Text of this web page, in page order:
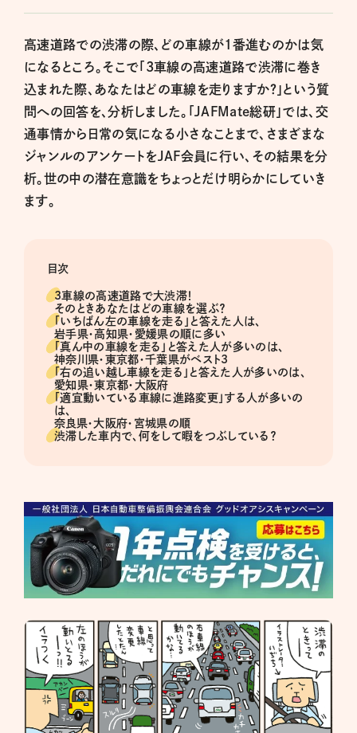
高速道路での渋滞の際、どの車線が1番進むのかは気
になるところ。そこで「3車線の高速道路で渋滞に巻き
込まれた際、あなたはどの車線を走りますか？」という質
問への回答を、分析しました。「JAFMate総研」では、交
通事情から日常の気になる小さなことまで、さまざまな
ジャンルのアンケートをJAF会員に行い、その結果を分
析。世の中の潜在意識をちょっとだけ明らかにしていき
ます。
目次
3車線の高速道路で大渋滞！
そのときあなたはどの車線を選ぶ？
「いちばん左の車線を走る」と答えた人は、
岩手県・高知県・愛媛県の順に多い
「真ん中の車線を走る」と答えた人が多いのは、
神奈川県・東京都・千葉県がベスト3
「右の追い越し車線を走る」と答えた人が多いのは、
愛知県・東京都・大阪府
「適宜動いている車線に進路変更」する人が多いの
は、
奈良県・大阪府・宮城県の順
渋滞した車内で、何をして暇をつぶしている？